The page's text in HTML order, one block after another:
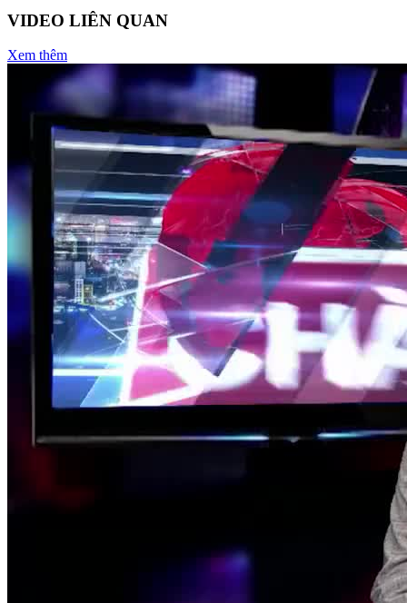
VIDEO LIÊN QUAN
Xem thêm